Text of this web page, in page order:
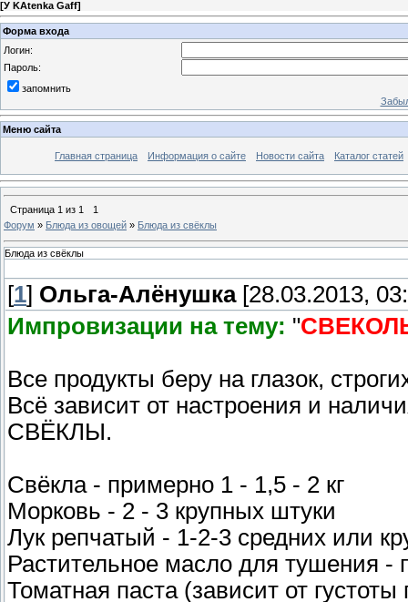
[У KAtenka Gaff]
Форма входа
Логин:
Пароль:
запомнить
Меню сайта
Главная страница Информация о сайте Новости сайта Каталог статей
Страница 1 из 1
1
Форум » Блюда из овощей » Блюда из свёклы
Блюда из свёклы
[1] Ольга-Алёнушка[28.03.2013,
Импровизации на тему: "
Все продукты беру на глазок,
Всё зависит от настроения и
СВЁКЛЫ.
Свёкла - примерно 1 - 1,5 - 2 кг
Морковь - 2 - 3 крупных штуки
Лук репчатый - 1-2-3 средних или
Растительное масло для тушения -
Томатная паста (зависит от